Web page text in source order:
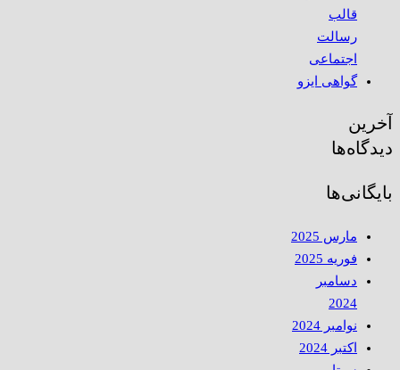
قالب
رسالت
اجتماعی
گواهی ایزو
آخرین
دیدگاه‌ها
بایگانی‌ها
مارس 2025
فوریه 2025
دسامبر
2024
نوامبر 2024
اکتبر 2024